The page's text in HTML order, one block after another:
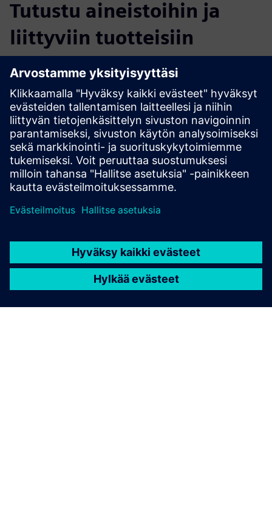
Tutustu aineistoihin ja
liittyviin tuotteisiin
Lisätietoja ja aineistoja
DIRTT Headwalls Brochure
Explore Headwalls on DIRTT.com
Edellytykset